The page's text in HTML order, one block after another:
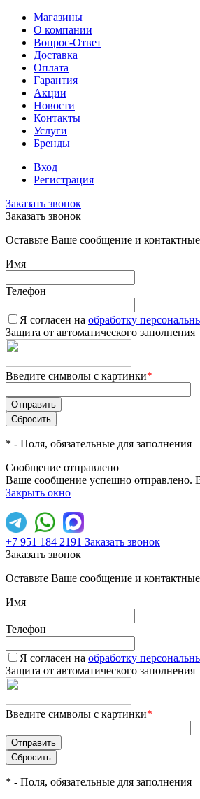
Магазины
О компании
Вопрос-Ответ
Доставка
Оплата
Гарантия
Акции
Новости
Контакты
Услуги
Бренды
Вход
Регистрация
Заказать звонок
Заказать звонок
Оставьте Ваше сообщение и
Имя
Телефон
Я согласен на обработку
Защита от автоматического заполнения
Введите символы с картинки*
* - Поля, обязательные для заполнения
Сообщение отправлено
Ваше сообщение успешно отправлено.
Закрыть окно
+7 951 184 2191 Заказать звонок
Заказать звонок
Оставьте Ваше сообщение и
Имя
Телефон
Я согласен на обработку
Защита от автоматического заполнения
Введите символы с картинки*
* - Поля, обязательные для заполнения